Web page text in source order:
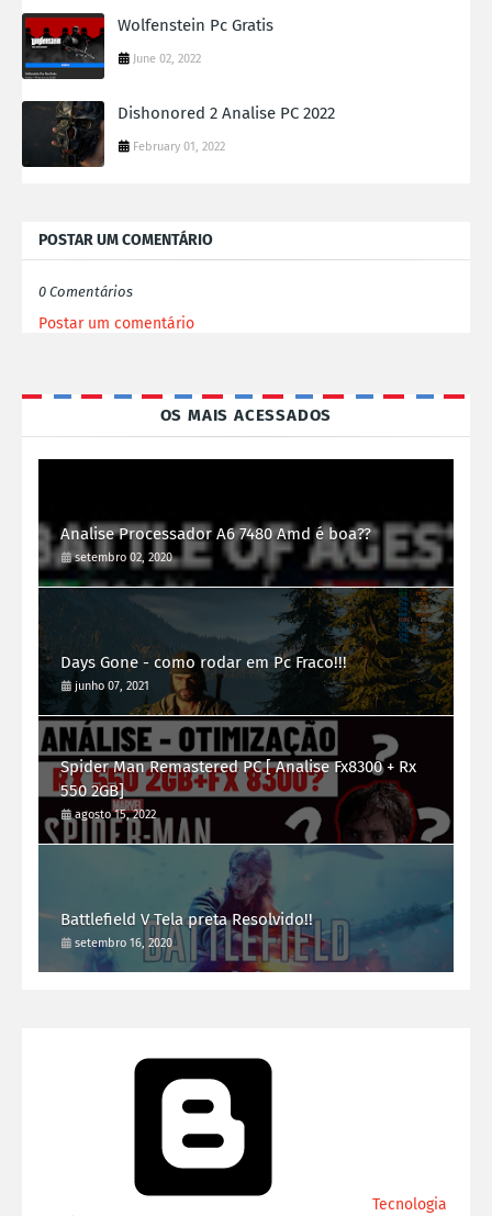
Wolfenstein Pc Gratis
June 02, 2022
Dishonored 2 Analise PC 2022
February 01, 2022
POSTAR UM COMENTÁRIO
0 Comentários
Postar um comentário
OS MAIS ACESSADOS
Analise Processador A6 7480 Amd é boa??
setembro 02, 2020
Days Gone - como rodar em Pc Fraco!!!
junho 07, 2021
Spider Man Remastered PC [ Analise Fx8300 + Rx
550 2GB]
agosto 15, 2022
Battlefield V Tela preta Resolvido!!
setembro 16, 2020
Tecnologia